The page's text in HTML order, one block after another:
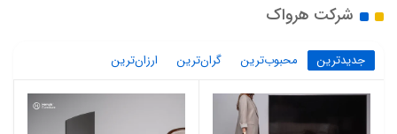
شرکت هرواک
جدیدترین محبوب‌ترین گران‌ترین ارزان‌ترین